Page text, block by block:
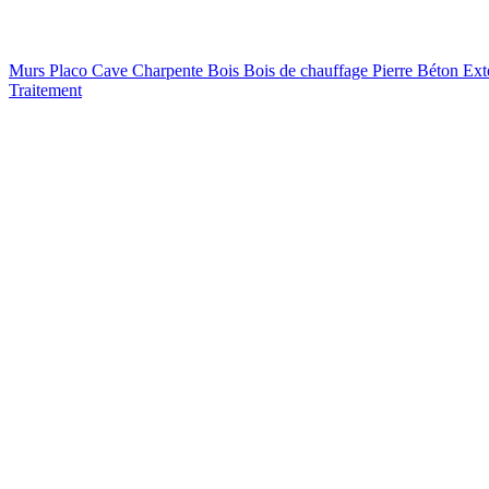
Murs Placo Cave Charpente Bois Bois de chauffage Pierre Béton
Traitement